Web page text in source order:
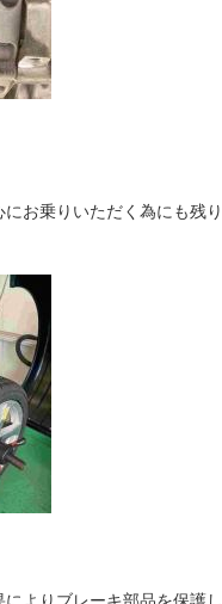
お乗りいただく為にも残り